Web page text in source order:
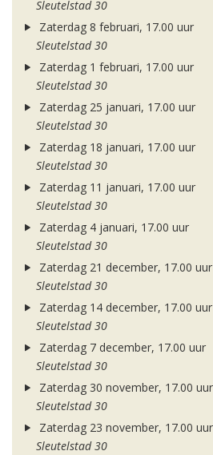
Sleutelstad 30
Zaterdag 8 februari, 17.00 uur
Sleutelstad 30
Zaterdag 1 februari, 17.00 uur
Sleutelstad 30
Zaterdag 25 januari, 17.00 uur
Sleutelstad 30
Zaterdag 18 januari, 17.00 uur
Sleutelstad 30
Zaterdag 11 januari, 17.00 uur
Sleutelstad 30
Zaterdag 4 januari, 17.00 uur
Sleutelstad 30
Zaterdag 21 december, 17.00 uur
Sleutelstad 30
Zaterdag 14 december, 17.00 uur
Sleutelstad 30
Zaterdag 7 december, 17.00 uur
Sleutelstad 30
Zaterdag 30 november, 17.00 uur
Sleutelstad 30
Zaterdag 23 november, 17.00 uur
Sleutelstad 30